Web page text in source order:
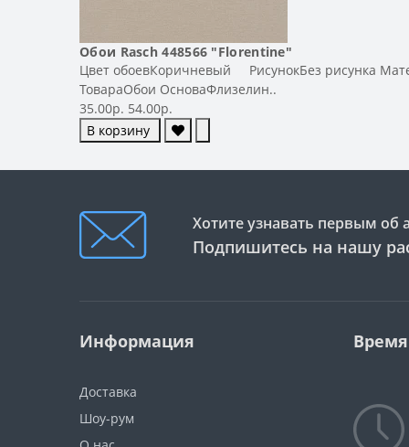
Обои Rasch 448566 "Florentine"
Цвет обоевКоричневый РисунокБез рисунка
ТовараОбои ОсноваФлизелин..
35.00р. 54.00р.
В корзину
Хотите узнавать первым об
Подпишитесь на нашу
Информация
Доставка
Шоу-рум